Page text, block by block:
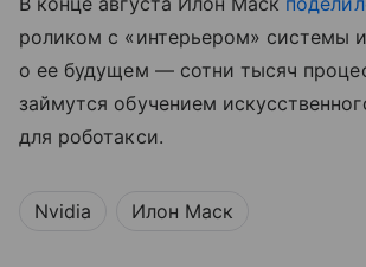
роликом с «интерьером» системы
о ее будущем — сотни тысяч
займутся обучением
для роботакси.
Nvidia Илон Маск